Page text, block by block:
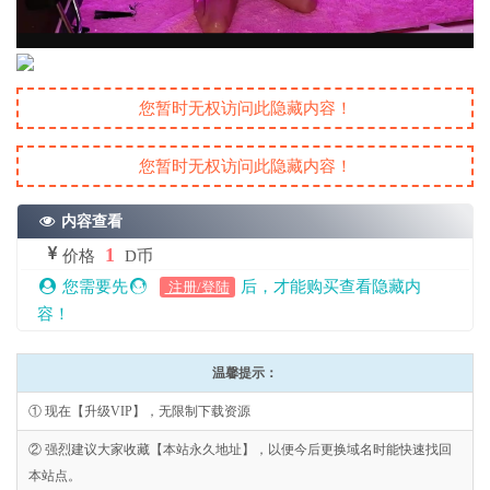
您暂时无权访问此隐藏内容！
您暂时无权访问此隐藏内容！
内容查看
价格 1
D币
您需要先
注册/登陆
后，才能购买查看隐藏内
容！
温馨提示：
① 现在【升级VIP】，无限制下载资源
② 强烈建议大家收藏【本站永久地址】，以便今后更换域名时能快速找回
本站点。